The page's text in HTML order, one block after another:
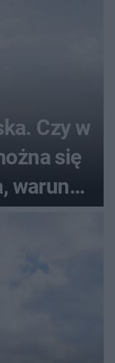
Czy w
się
warunki